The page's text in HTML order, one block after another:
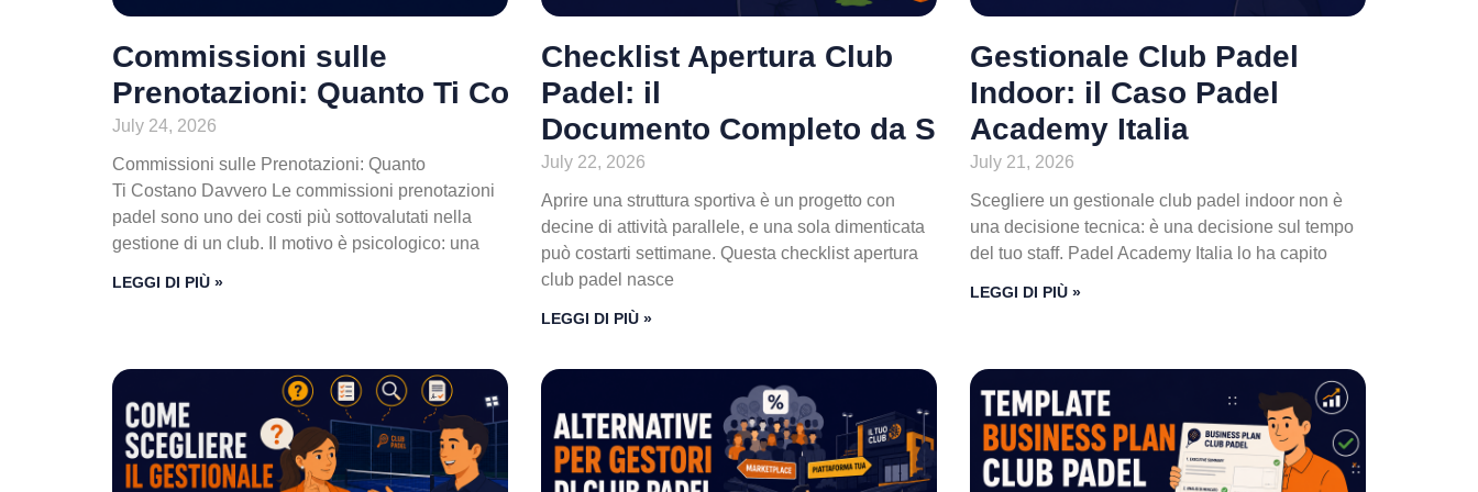
Commissioni sulle
Prenotazioni: Quanto Ti Costano Davvero
July 24, 2026
Commissioni sulle Prenotazioni: Quanto
Ti Costano Davvero Le commissioni prenotazioni
padel sono uno dei costi più sottovalutati nella
gestione di un club. Il motivo è psicologico: una
LEGGI DI PIÙ »
Checklist Apertura Club
Padel: il
Documento Completo da Scaricare
July 22, 2026
Aprire una struttura sportiva è un progetto con
decine di attività parallele, e una sola dimenticata
può costarti settimane. Questa checklist apertura
club padel nasce
LEGGI DI PIÙ »
Gestionale Club Padel
Indoor: il Caso Padel
Academy Italia
July 21, 2026
Scegliere un gestionale club padel indoor non è
una decisione tecnica: è una decisione sul tempo
del tuo staff. Padel Academy Italia lo ha capito
LEGGI DI PIÙ »